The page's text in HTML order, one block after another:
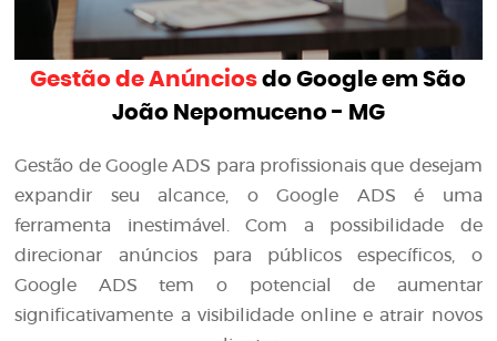
Gestão de Anúncios do Google em São
João Nepomuceno - MG
Gestão de Google ADS para profissionais que desejam
expandir seu alcance, o Google ADS é uma
ferramenta inestimável. Com a possibilidade de
direcionar anúncios para públicos específicos, o
Google ADS tem o potencial de aumentar
significativamente a visibilidade online e atrair novos